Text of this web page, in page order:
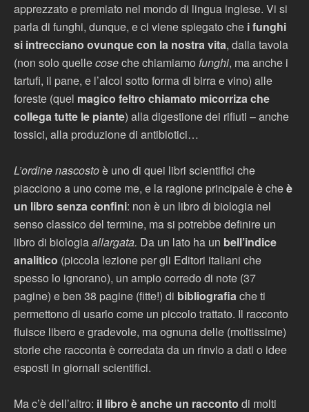
apprezzato e premiato nel mondo di lingua inglese. Vi si
parla di funghi, dunque, e ci viene spiegato che i funghi
si intrecciano ovunque con la nostra vita, dalla tavola
(non solo quellecoseche chiamiamo funghi, ma anche i
tartufi, il pane, e l’alcol sotto forma di birra e vino) alle
foreste (quel magico feltro chiamato micorriza che
collega tutte le piante) alla digestione dei rifiuti – anche
tossici, alla produzione di antibiotici…
L’ordine nascostoè uno di quei libri scientifici che
piacciono a uno come me, e la ragione principale è cheè
un libro senza confini: non è un libro di biologia nel
senso classico del termine, ma si potrebbe definire un
libro di biologiaallargata. Da un lato ha un bell’indice
analitico (piccola lezione per gli Editori italiani che
spesso lo ignorano), un ampio corredo di note (37
pagine) e ben 38 pagine (fitte!) di bibliografiache ti
permettono di usarlo come un piccolo trattato. Il racconto
fluisce libero e gradevole, ma ognuna delle (moltissime)
storie che racconta è corredata da un rinvio a dati o idee
esposti in giornali scientifici.
Ma c’è dell’altro: il libro è anche un racconto di molti